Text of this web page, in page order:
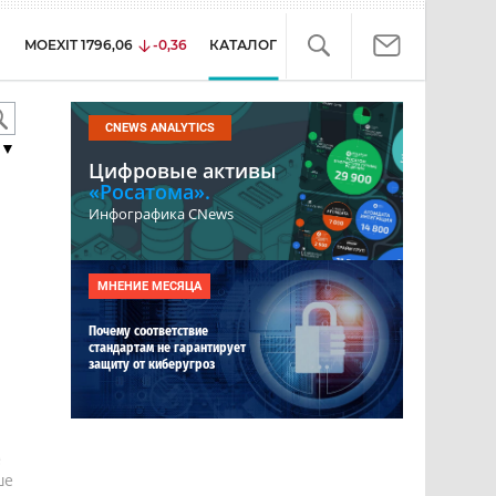
MOEXIT 1796,06 -0,36 КАТАЛОГ
▼
CNEWS ANALYTICS
Цифровые активы
«Росатома».
Инфографика CNews
МНЕНИЕ МЕСЯЦА
Почему соответствие
стандартам не гарантирует
защиту от киберугроз